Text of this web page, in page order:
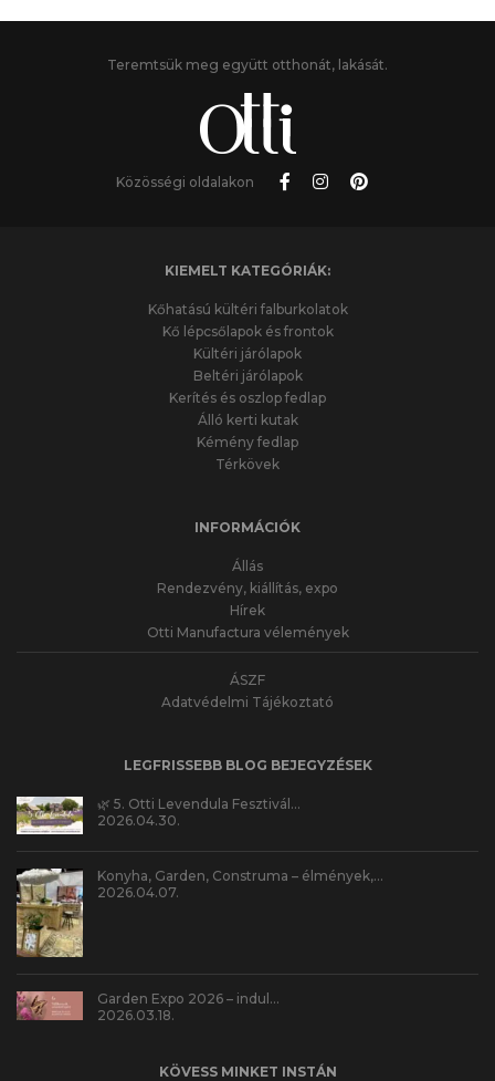
Teremtsük meg együtt otthonát, lakását.
Közösségi oldalakon
KIEMELT KATEGÓRIÁK:
Kőhatású kültéri falburkolatok
Kő lépcsőlapok és frontok
Kültéri járólapok
Beltéri járólapok
Kerítés és oszlop fedlap
Álló kerti kutak
Kémény fedlap
Térkövek
INFORMÁCIÓK
Állás
Rendezvény, kiállítás, expo
Hírek
Otti Manufactura vélemények
ÁSZF
Adatvédelmi Tájékoztató
LEGFRISSEBB BLOG BEJEGYZÉSEK
🌿 5. Otti Levendula Fesztivál…
2026.04.30.
Konyha, Garden, Construma – élmények,…
2026.04.07.
Garden Expo 2026 – indul…
2026.03.18.
KÖVESS MINKET INSTÁN